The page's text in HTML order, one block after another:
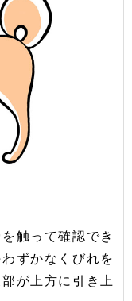
触って確認でき
ずかなくびれを
が上方に引き上